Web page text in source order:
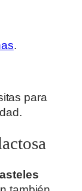
.
para